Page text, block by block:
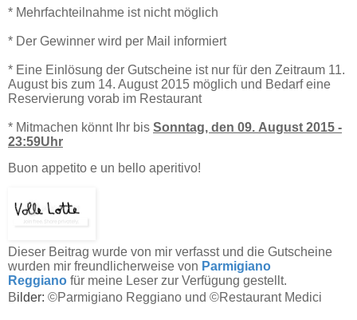
* Mehrfachteilnahme ist nicht möglich
* Der Gewinner wird per Mail informiert
* Eine Einlösung der Gutscheine ist nur für den Zeitraum 11.
August bis zum 14. August 2015 möglich und Bedarf eine
Reservierung vorab im Restaurant
* Mitmachen könnt Ihr bis Sonntag, den 09. August 2015 -
23:59Uhr
Buon appetito e un bello aperitivo!
Dieser Beitrag wurde von mir verfasst und die Gutscheine
wurden mir freundlicherweise von Parmigiano
Reggiano für meine Leser zur Verfügung gestellt.
Bilder: ©Parmigiano Reggiano und ©Restaurant Medici